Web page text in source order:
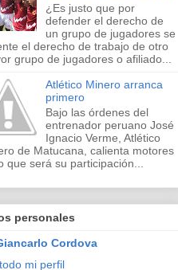
¿Es justo que por
defender el derecho de
un grupo de jugadores se
el derecho de trabajo de otro
grupo de jugadores o afiliado...
Atlético Minero arranca
primero
Bajo las órdenes del
entrenador peruano José
Ignacio Verme, Atlético
de Matucana, calienta motores
que será su participación...
personales
Cordova
mi perfil